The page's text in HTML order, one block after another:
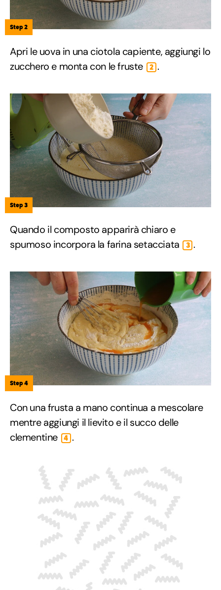
Step 2
Apri le uova in una ciotola capiente, aggiungi lo
zucchero e monta con le fruste
2 .
Step 3
Quando il composto apparirà chiaro e
spumoso incorpora la farina setacciata
3 .
Step 4
Con una frusta a mano continua a mescolare
mentre aggiungi il lievito e il succo delle
clementine
4 .